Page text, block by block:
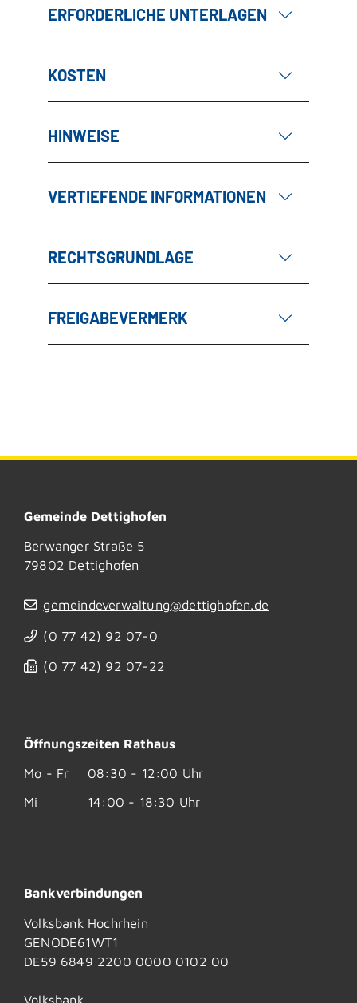
ERFORDERLICHE UNTERLAGEN
KOSTEN
HINWEISE
VERTIEFENDE INFORMATIONEN
RECHTSGRUNDLAGE
FREIGABEVERMERK
Gemeinde Dettighofen
Berwanger Straße 5
79802 Dettighofen
gemeindeverwaltung@dettighofen.de
(0 77 42) 92 07-0
(0 77 42) 92 07-22
Öffnungszeiten Rathaus
Mo - Fr
08:30 - 12:00 Uhr
Mi
14:00 - 18:30 Uhr
Bankverbindungen
Volksbank Hochrhein
GENODE61WT1
DE59 6849 2200 0000 0102 00
Volksbank